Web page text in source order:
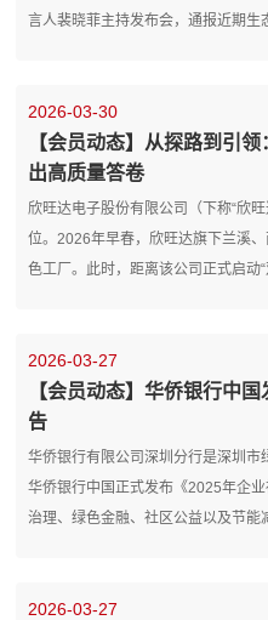
言人裴晓菲主持发布会，通报近期生
2026-03-30
【会员动态】从探路到引
出高质量答卷
欣旺达电子股份有限公司（下称“欣
位。2026年早春，欣旺达旗下兰溪
色工厂。此时，距离该公司正式启动“
2026-03-27
【会员动态】华侨银行中
告
华侨银行有限公司深圳分行是深圳市
华侨银行中国正式发布《2025年企
治理、绿色金融、社区公益以及节能
2026-03-27